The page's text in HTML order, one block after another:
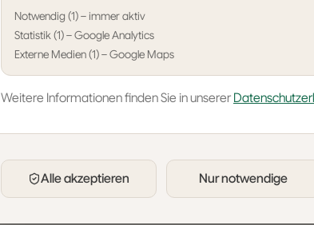
Notwendig (1) – immer aktiv
Statistik (1) – Google Analytics
Externe Medien (1) – Google Maps
Weitere Informationen finden Sie in unserer
Alle akzeptieren Nur notwendige